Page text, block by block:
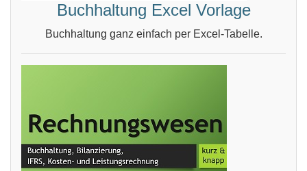
Buchhaltung Excel Vorlage
Buchhaltung ganz einfach per Excel-Tabelle.